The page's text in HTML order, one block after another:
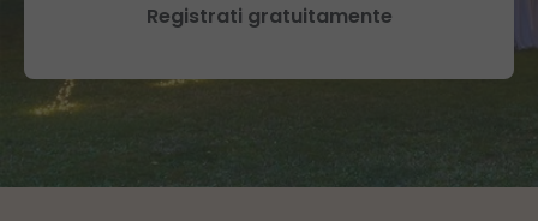
Registrati gratuitamente